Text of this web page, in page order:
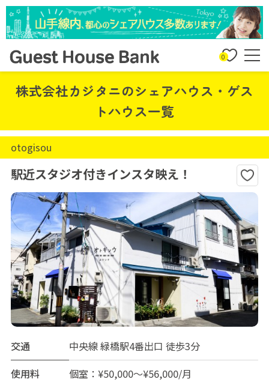
0
株式会社カジタニのシェアハウス・ゲス
トハウス一覧
otogisou
駅近スタジオ付きインスタ映え！
交通
中央線 緑橋駅4番出口 徒歩3分
使用料
個室：¥50,000～¥56,000/月